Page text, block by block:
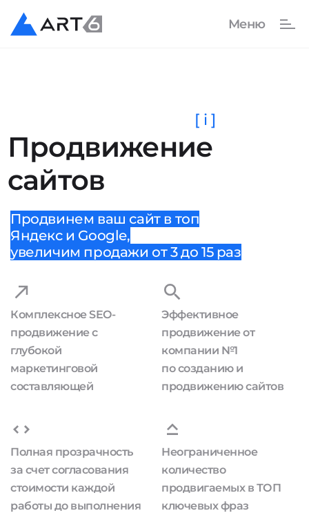
Продвижение
сайтов
[ i ]
Продвинем ваш сайт в топ
Яндекс и Google,
увеличим продажи от 3 до 15 раз
Комплексное SEO-
продвижение с
глубокой
маркетинговой
составляющей
Эффективное
продвижение от
компании №1
по созданию и
продвижению сайтов
Полная прозрачность
за счет согласования
стоимости каждой
работы до выполнения
Неограниченное
количество
продвигаемых в ТОП
ключевых фраз